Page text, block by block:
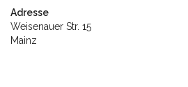
Adresse
Weisenauer Str. 15
Mainz